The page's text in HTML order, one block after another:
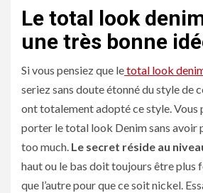
Le total look
une très bonne
Si vous pensiez que letotal look
seriez sans doute étonné du style de
ont totalement adopté ce style. Vous
porter le total look Denim sans avoir
too much. Le secret réside au
haut ou le bas doit toujours être plus
que l’autre pour que ce soit nickel.